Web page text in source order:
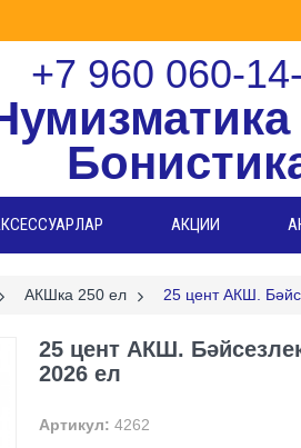
+7 960 060-
АКЦИИ
> АКШка 250 ел > 25 цент АКШ.
25 цент АКШ.
2026 ел
Артикул: 4262